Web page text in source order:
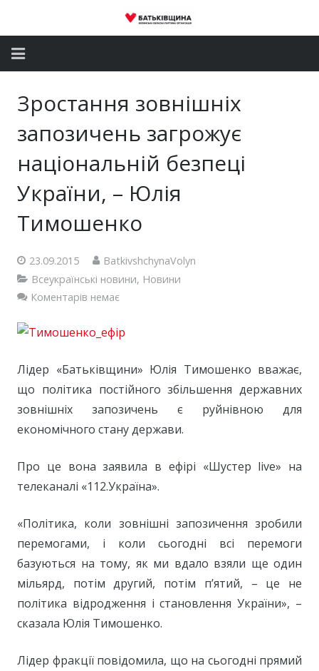
Новини
Депутатський корпус
Громадські приймальні
Контакти
Зростання зовнішніх
запозичень загрожує
національній безпеці
України, – Юлія
Тимошенко
23.09.2015
BatkivshchynaVolyn
Всеукраїнські новини, Новини
Коментарів немає
Лідер «Батьківщини» Юлія Тимошенко вважає,
що політика постійного збільшення державних
зовнішніх запозичень є руйнівною для
економічного стану держави.
Про це вона заявила в ефірі «Шустер live» на
телеканалі «112.Україна».
«Політика, коли зовнішні запозичення зробили
перемогами, і коли сьогодні всі перемоги
базуються на тому, як ми вдало взяли ще один
мільярд, потім другий, потім п’ятий, – це не
політика відродження і становлення України», –
сказала Юлія Тимошенко.
Лідер фракції повідомила, що на сьогодні прямий